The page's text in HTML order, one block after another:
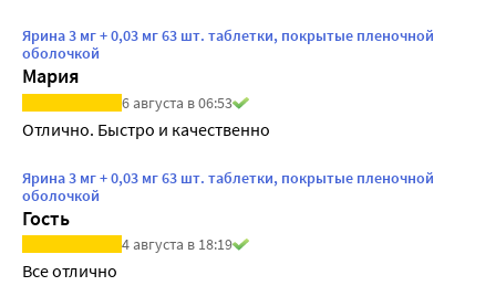
Ярина 3 мг + 0,03 мг 63 шт. таблетки, покрытые пленочной
оболочкой
Мария
6 августа в 06:53
Отлично. Быстро и качественно
Ярина 3 мг + 0,03 мг 63 шт. таблетки, покрытые пленочной
оболочкой
Гость
4 августа в 18:19
Все отлично